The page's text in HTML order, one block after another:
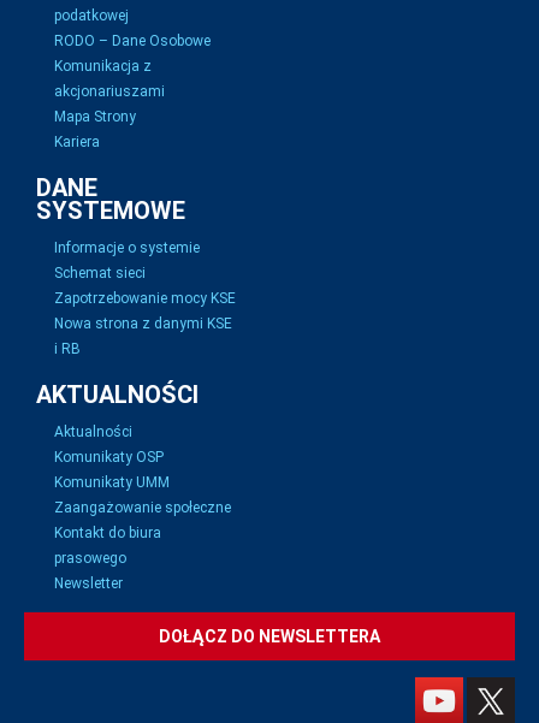
podatkowej
RODO – Dane Osobowe
Komunikacja z
akcjonariuszami
Mapa Strony
Kariera
DANE
SYSTEMOWE
Informacje o systemie
Schemat sieci
Zapotrzebowanie mocy KSE
Nowa strona z danymi KSE
i RB
AKTUALNOŚCI
Aktualności
Komunikaty OSP
Komunikaty UMM
Zaangażowanie społeczne
Kontakt do biura
prasowego
Newsletter
DOŁĄCZ DO NEWSLETTERA